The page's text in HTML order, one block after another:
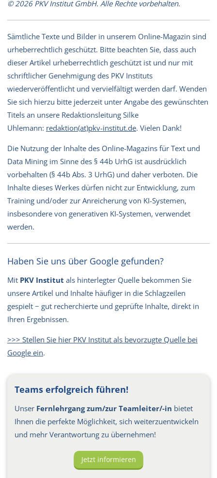
© 2026 PKV Institut GmbH. Alle Rechte vorbehalten.
Sämtliche Texte und Bilder in unserem Online-Magazin sind
urheberrechtlich geschützt. Bitte beachten Sie, dass auch
dieser Artikel urheberrechtlich geschützt ist und nur mit
schriftlicher Genehmigung des PKV Instituts
wiederveröffentlicht und vervielfältigt werden darf. Wenden
Sie sich hierzu bitte jederzeit unter Angabe des gewünschten
Titels an unsere Redaktionsleitung Silke
Uhlemann: redaktion(at)pkv-institut.de. Vielen Dank!
Die Nutzung der Inhalte des Online-Magazins für Text und
Data Mining im Sinne des § 44b UrhG ist ausdrücklich
vorbehalten (§ 44b Abs. 3 UrhG) und daher verboten. Die
Inhalte dieses Werkes dürfen nicht zur Entwicklung, zum
Training und/oder zur Anreicherung von KI-Systemen,
insbesondere von generativen KI-Systemen, verwendet
werden.
Haben Sie uns über Google gefunden?
Mit PKV Institut als hinterlegter Quelle bekommen Sie
unsere Artikel und Inhalte häufiger in die Schlagzeilen
gespielt − gut recherchierte und geprüfte Inhalte, direkt in
Ihren Ergebnissen.
>>> Stellen Sie hier PKV Institut als bevorzugte Quelle bei
Google ein.
Teams erfolgreich führen!
Unser Fernlehrgang zum/zur Teamleiter/-in bietet
Ihnen die perfekte Möglichkeit, sich weiterzuentwickeln
und mehr Verantwortung zu übernehmen!
Jetzt informieren